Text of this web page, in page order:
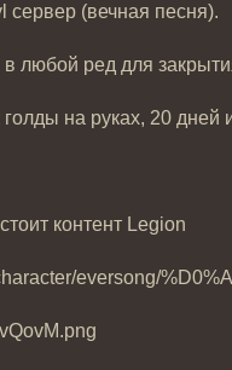
(вечная песня).
любой ред для
на руках, 20 дней
контент Legion
eversong/